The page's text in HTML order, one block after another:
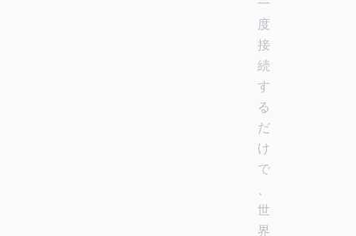
度
接
続
す
る
だ
け
で
世
界